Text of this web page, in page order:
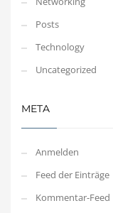
Posts
Technology
Uncategorized
META
Anmelden
Feed der Einträge
Kommentar-Feed